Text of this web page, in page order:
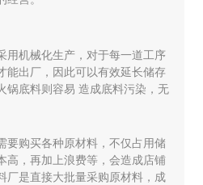
机械化生产，对于每一道工序
能出厂，因此可以有效延长储存
锅底料则容易 造成底料污染，无
购买各种原材料，不仅占用储
高，再加上浪费等，会造成店铺
厂是直接大批量采购原材料，成